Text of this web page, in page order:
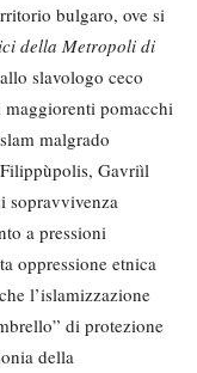
bulgaro, ove si
della Metropoli di
slavologo ceco
pomacchi
malgrado
Filippùpolis, Gavriìl
sopravvivenza
a pressioni
oppressione etnica
l’islamizzazione
di protezione
della